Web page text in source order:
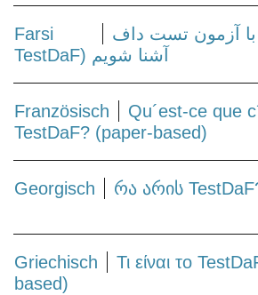
Farsi
با آزمون تست داف (paper-based
TestDaF) آشنا شويم
Französisch
Qu´est-ce que
TestDaF? (paper-based)
Georgisch რა არის
Griechisch
Τι είναι το
based)